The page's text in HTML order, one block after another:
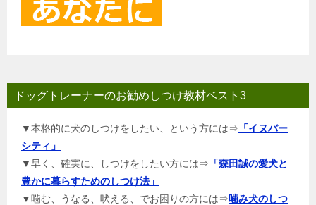
ドッグトレーナーのお勧めしつけ教材ベスト3
▼本格的に犬のしつけをしたい、という方には⇒ 「イヌバー
シティ」
▼早く、確実に、しつけをしたい方には⇒ 「森田誠の愛犬と
豊かに暮らすためのしつけ法」
▼噛む、うなる、吠える、でお困りの方には⇒噛み犬のしつ